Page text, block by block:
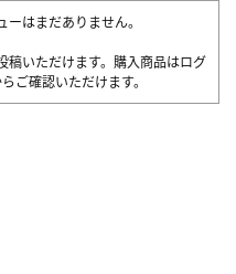
はまだありません。
稿いただけます。購入商品はログ
ご確認いただけます。